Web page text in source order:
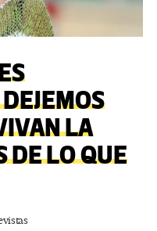
LA
DE LO QUE